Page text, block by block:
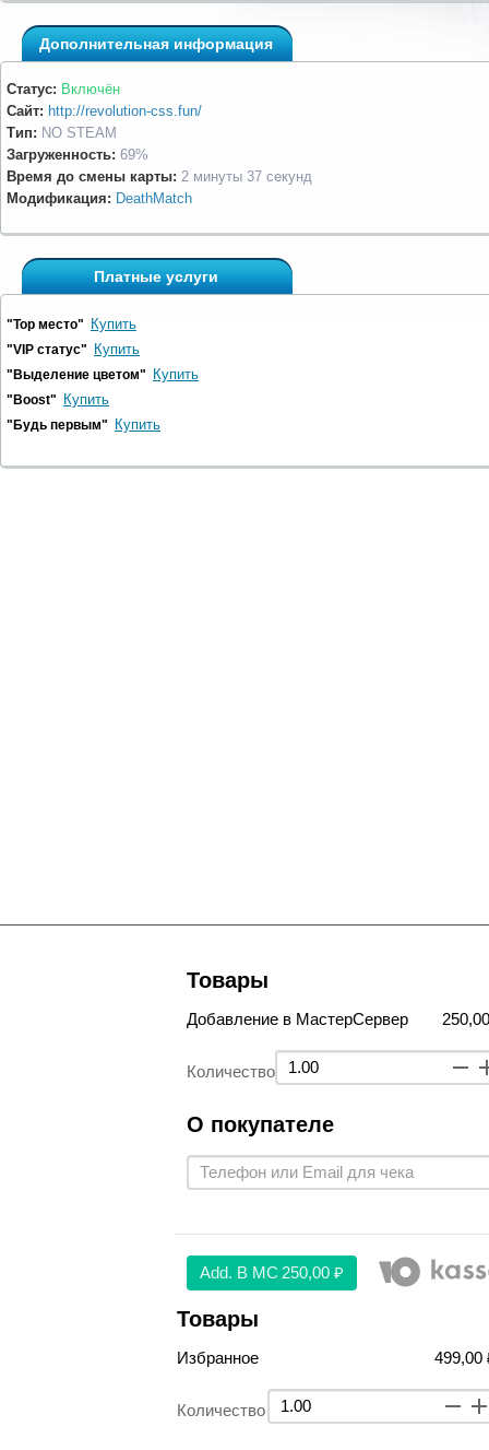
Дополнительная информация
Статус: Включён
Сайт: http://revolution-css.fun/
Тип: NO STEAM
Загруженность: 69%
Время до смены карты: 2 минуты 37 секунд
Модификация: DeathMatch
Платные услуги
"Top место" Купить
"VIP статус" Купить
"Выделение цветом" Купить
"Boost" Купить
"Будь первым" Купить
Товары
Добавление в МастерСервер
Количество
О покупателе
Аdd. В МС 250,00 ₽
Товары
Избранное 499,00
Количество